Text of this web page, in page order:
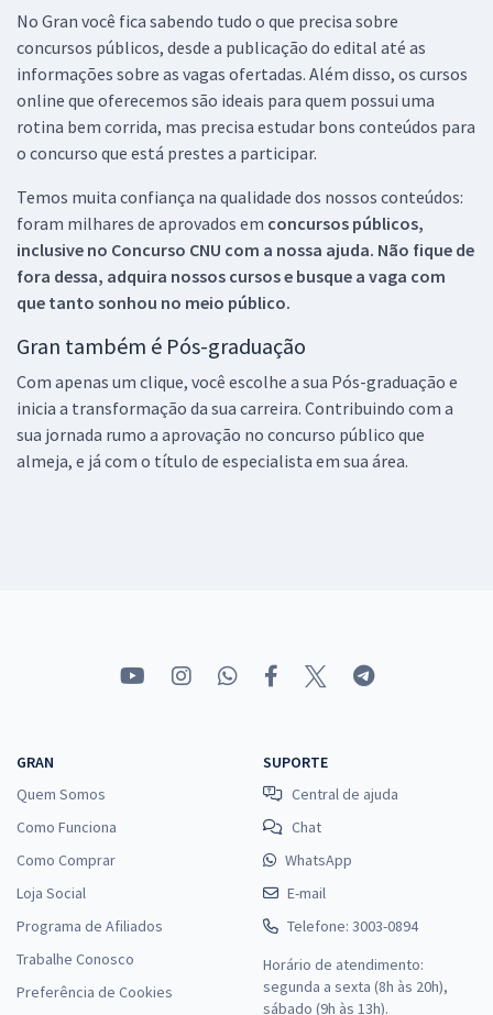
No Gran você fica sabendo tudo o que precisa sobre
concursos públicos, desde a publicação do edital até as
informações sobre as vagas ofertadas. Além disso, os cursos
online que oferecemos são ideais para quem possui uma
rotina bem corrida, mas precisa estudar bons conteúdos para
o concurso que está prestes a participar.
Temos muita confiança na qualidade dos nossos conteúdos:
foram milhares de aprovados em concursos públicos,
inclusive no Concurso CNU com a nossa ajuda. Não fique de
fora dessa, adquira nossos cursos e busque a vaga com
que tanto sonhou no meio público.
Gran também é Pós-graduação
Com apenas um clique, você escolhe a sua Pós-graduação e
inicia a transformação da sua carreira. Contribuindo com a
sua jornada rumo a aprovação no concurso público que
almeja, e já com o título de especialista em sua área.
GRAN
Quem Somos
Como Funciona
Como Comprar
Loja Social
Programa de Afiliados
Trabalhe Conosco
Preferência de Cookies
SUPORTE
Central de ajuda
Chat
WhatsApp
E-mail
Telefone: 3003-0894
Horário de atendimento:
segunda a sexta (8h às 20h),
sábado (9h às 13h).